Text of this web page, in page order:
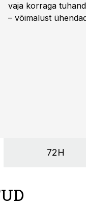
vaja korraga
– võimalust
72H